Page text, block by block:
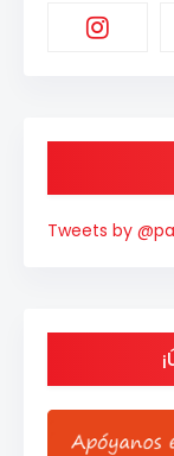
Tweets by